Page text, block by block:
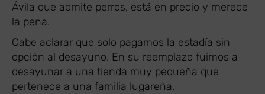
Ávila que admite perros, está en precio y merece
la pena.
Cabe aclarar que solo pagamos la estadía sin
opción al desayuno. En su reemplazo fuimos a
desayunar a una tienda muy pequeña que
pertenece a una familia lugareña.